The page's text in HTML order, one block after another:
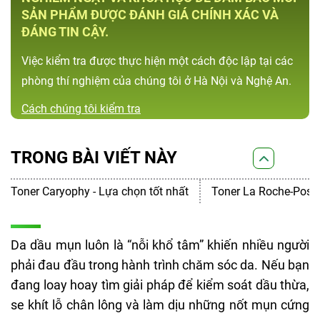
SẢN PHẨM ĐƯỢC ĐÁNH GIÁ CHÍNH XÁC VÀ
ĐÁNG TIN CẬY.
Việc kiểm tra được thực hiện một cách độc lập tại các
phòng thí nghiệm của chúng tôi ở Hà Nội và Nghệ An.
Cách chúng tôi kiểm tra
TRONG BÀI VIẾT NÀY
Toner Caryophy - Lựa chọn tốt nhất Toner La Roche-
Da dầu mụn luôn là “nỗi khổ tâm” khiến nhiều người
phải đau đầu trong hành trình chăm sóc da. Nếu bạn
đang loay hoay tìm giải pháp để kiểm soát dầu thừa,
se khít lỗ chân lông và làm dịu những nốt mụn cứng